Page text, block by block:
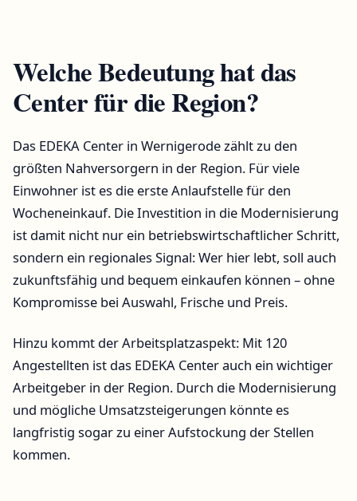
Welche Bedeutung hat das
Center für die Region?
Das EDEKA Center in Wernigerode zählt zu den
größten Nahversorgern in der Region. Für viele
Einwohner ist es die erste Anlaufstelle für den
Wocheneinkauf. Die Investition in die Modernisierung
ist damit nicht nur ein betriebswirtschaftlicher Schritt,
sondern ein regionales Signal: Wer hier lebt, soll auch
zukunftsfähig und bequem einkaufen können – ohne
Kompromisse bei Auswahl, Frische und Preis.
Hinzu kommt der Arbeitsplatzaspekt: Mit 120
Angestellten ist das EDEKA Center auch ein wichtiger
Arbeitgeber in der Region. Durch die Modernisierung
und mögliche Umsatzsteigerungen könnte es
langfristig sogar zu einer Aufstockung der Stellen
kommen.